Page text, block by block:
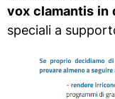
vox clamantis in
speciali a